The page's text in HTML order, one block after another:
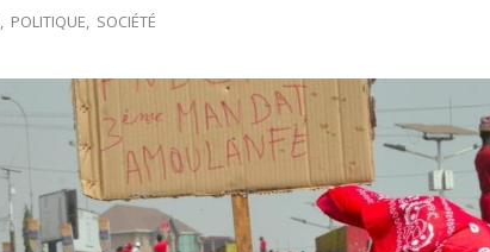
, POLITIQUE, SOCIÉTÉ